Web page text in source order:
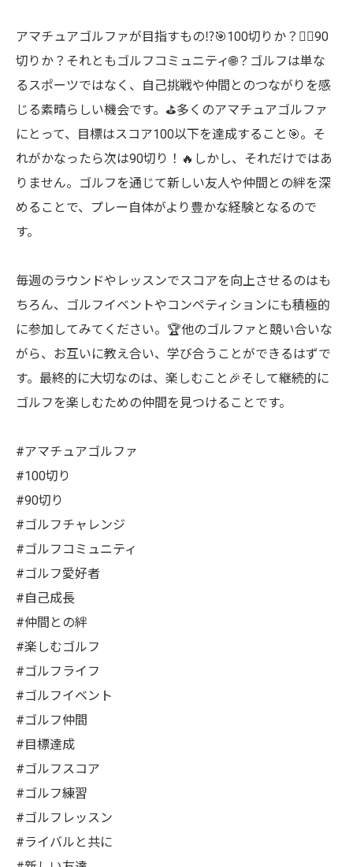
アマチュアゴルファが目指すもの⁉️🎯100切りか？🏌️‍♂️90
切りか？それともゴルフコミュニティ🌐？ゴルフは単な
るスポーツではなく、自己挑戦や仲間とのつながりを感
じる素晴らしい機会です。⛳️多くのアマチュアゴルファ
にとって、目標はスコア100以下を達成すること🎯。そ
れがかなったら次は90切り！🔥しかし、それだけではあ
りません。ゴルフを通じて新しい友人や仲間との絆を深
めることで、プレー自体がより豊かな経験となるので
す。
毎週のラウンドやレッスンでスコアを向上させるのはも
ちろん、ゴルフイベントやコンペティションにも積極的
に参加してみてください。🏆他のゴルファと競い合いな
がら、お互いに教え合い、学び合うことができるはずで
す。最終的に大切なのは、楽しむこと🎉そして継続的に
ゴルフを楽しむための仲間を見つけることです。
#アマチュアゴルファ
#100切り
#90切り
#ゴルフチャレンジ
#ゴルフコミュニティ
#ゴルフ愛好者
#自己成長
#仲間との絆
#楽しむゴルフ
#ゴルフライフ
#ゴルフイベント
#ゴルフ仲間
#目標達成
#ゴルフスコア
#ゴルフ練習
#ゴルフレッスン
#ライバルと共に